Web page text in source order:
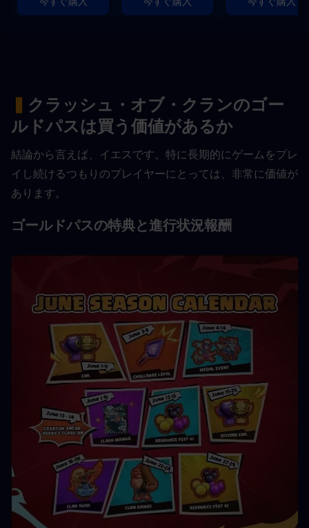
▍ クラッシュ・オブ・クランのゴー
ルドパスは買う価値があるか
結論から言えば、イエスです。特に長期的にゲームをプレ
イし続けるつもりのプレイヤーにとっては、非常に価値が
あります。
ゴールドパスの特典と進行状況報酬